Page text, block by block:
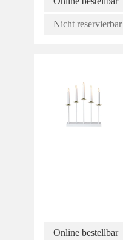
Nicht reservierbar
Online bestellbar